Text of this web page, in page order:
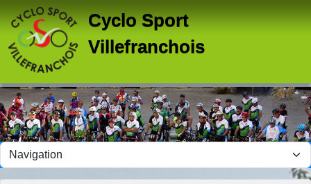
Cyclo Sport
Villefranchois
Panneau de gestion des cookies